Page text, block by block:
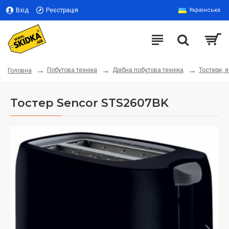
Вхід Реєстрація Українська
Головна Побутова техніка Дрібна побутова техніка Тостери,
Тостер Sencor STS2607BK